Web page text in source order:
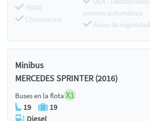
HDMI
Chromecast
externo automático
Arcos de seguridad
Minibus
MERCEDES SPRINTER (2016)
Buses en la flota X1
19
19
Diesel